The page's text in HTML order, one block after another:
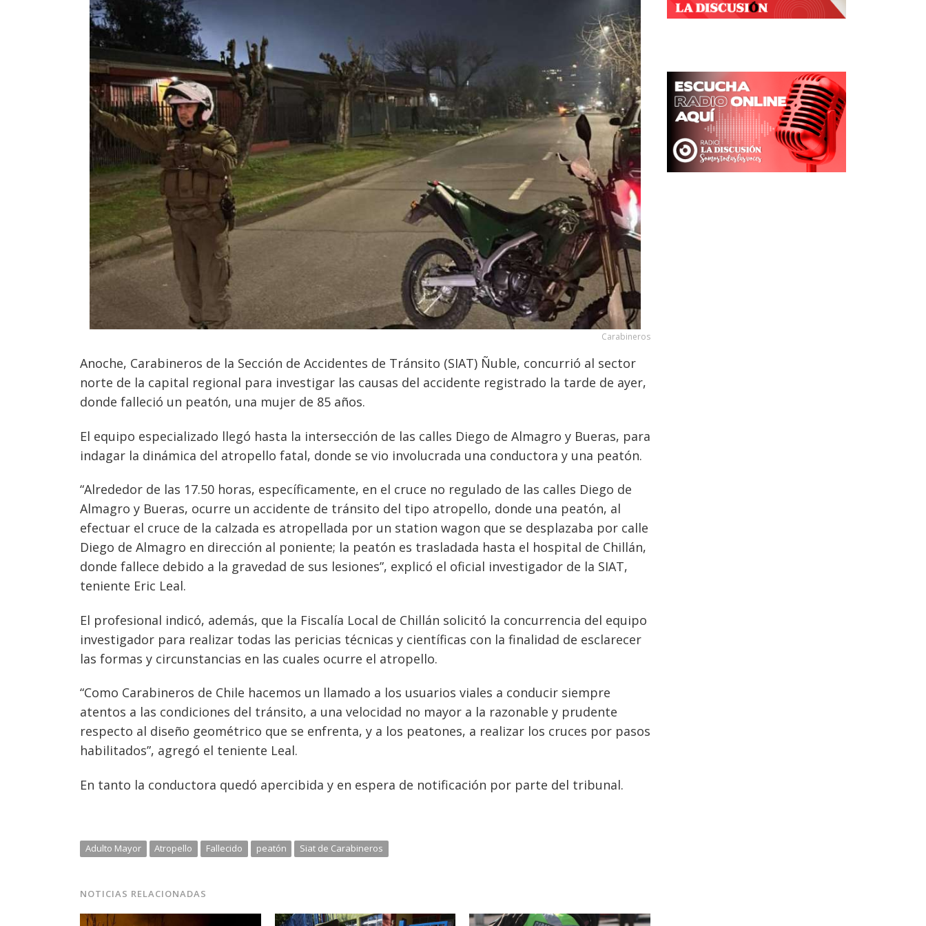
Carabineros
Anoche, Carabineros de la Sección de Accidentes de Tránsito (SIAT) Ñuble, concurrió al sector
norte de la capital regional para investigar las causas del accidente registrado la tarde de ayer,
donde falleció un peatón, una mujer de 85 años.
El equipo especializado llegó hasta la intersección de las calles Diego de Almagro y Bueras, para
indagar la dinámica del atropello fatal, donde se vio involucrada una conductora y una peatón.
“Alrededor de las 17.50 horas, específicamente, en el cruce no regulado de las calles Diego de
Almagro y Bueras, ocurre un accidente de tránsito del tipo atropello, donde una peatón, al
efectuar el cruce de la calzada es atropellada por un station wagon que se desplazaba por calle
Diego de Almagro en dirección al poniente; la peatón es trasladada hasta el hospital de Chillán,
donde fallece debido a la gravedad de sus lesiones”, explicó el oficial investigador de la SIAT,
teniente Eric Leal.
El profesional indicó, además, que la Fiscalía Local de Chillán solicitó la concurrencia del equipo
investigador para realizar todas las pericias técnicas y científicas con la finalidad de esclarecer
las formas y circunstancias en las cuales ocurre el atropello.
“Como Carabineros de Chile hacemos un llamado a los usuarios viales a conducir siempre
atentos a las condiciones del tránsito, a una velocidad no mayor a la razonable y prudente
respecto al diseño geométrico que se enfrenta, y a los peatones, a realizar los cruces por pasos
habilitados”, agregó el teniente Leal.
En tanto la conductora quedó apercibida y en espera de notificación por parte del tribunal.
Adulto Mayor Atropello Fallecido peatón Siat de Carabineros
NOTICIAS RELACIONADAS
Navegación